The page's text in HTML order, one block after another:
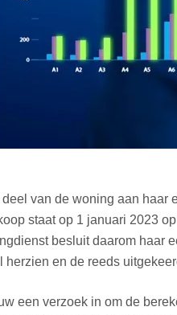
van de woning aan
staat op 1 januari 2023
besluit daarom haar
en de reeds
een verzoek in om de